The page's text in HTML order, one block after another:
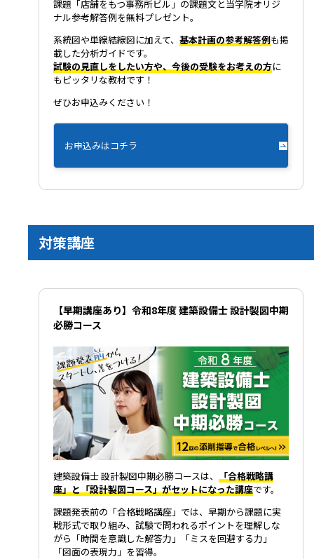
課題「店舗をもつ事務所ビル」の課題文と当学院オリジ
ナル参考解答例を無料プレゼント。
系統図や単線結線図に加えて、 基本計画の参考解答例も掲
載した分析ガイドです。
試験の見直しをしたい方や、今後の受験をお考えの方に
もピッタリな教材です！
ぜひお申込みください！
お申込みはコチラ
対策講座
【早期講座あり】令和8年度 建築設備士 設計製図中期
必勝コース
建築設備士 設計製図中期必勝コースは、
「合格戦略講
座」と「設計製図コース」がセットになった講座です。
課題発表前の「合格戦略講座」では、早期から課題に実
戦形式で取り組み、試験で問われるポイントを理解しな
がら「時間を意識した解答力」「ミスを回避する力」
「図面の表現力」を習得。